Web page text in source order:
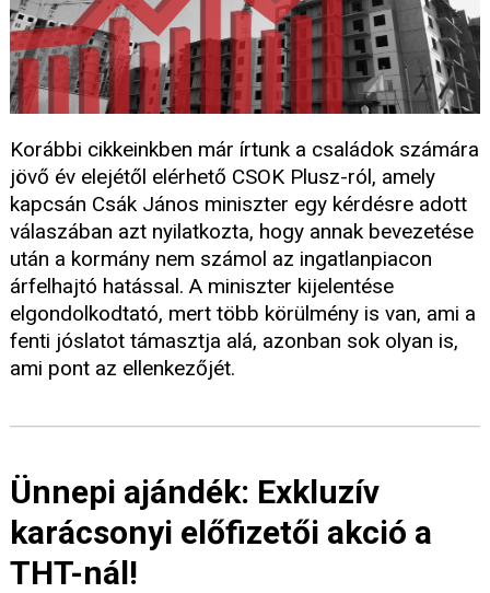
Korábbi cikkeinkben már írtunk a családok számára
jövő év elejétől elérhető CSOK Plusz-ról, amely
kapcsán Csák János miniszter egy kérdésre adott
válaszában azt nyilatkozta, hogy annak bevezetése
után a kormány nem számol az ingatlanpiacon
árfelhajtó hatással. A miniszter kijelentése
elgondolkodtató, mert több körülmény is van, ami a
fenti jóslatot támasztja alá, azonban sok olyan is,
ami pont az ellenkezőjét.
Ünnepi ajándék: Exkluzív
karácsonyi előfizetői akció a
THT-nál!